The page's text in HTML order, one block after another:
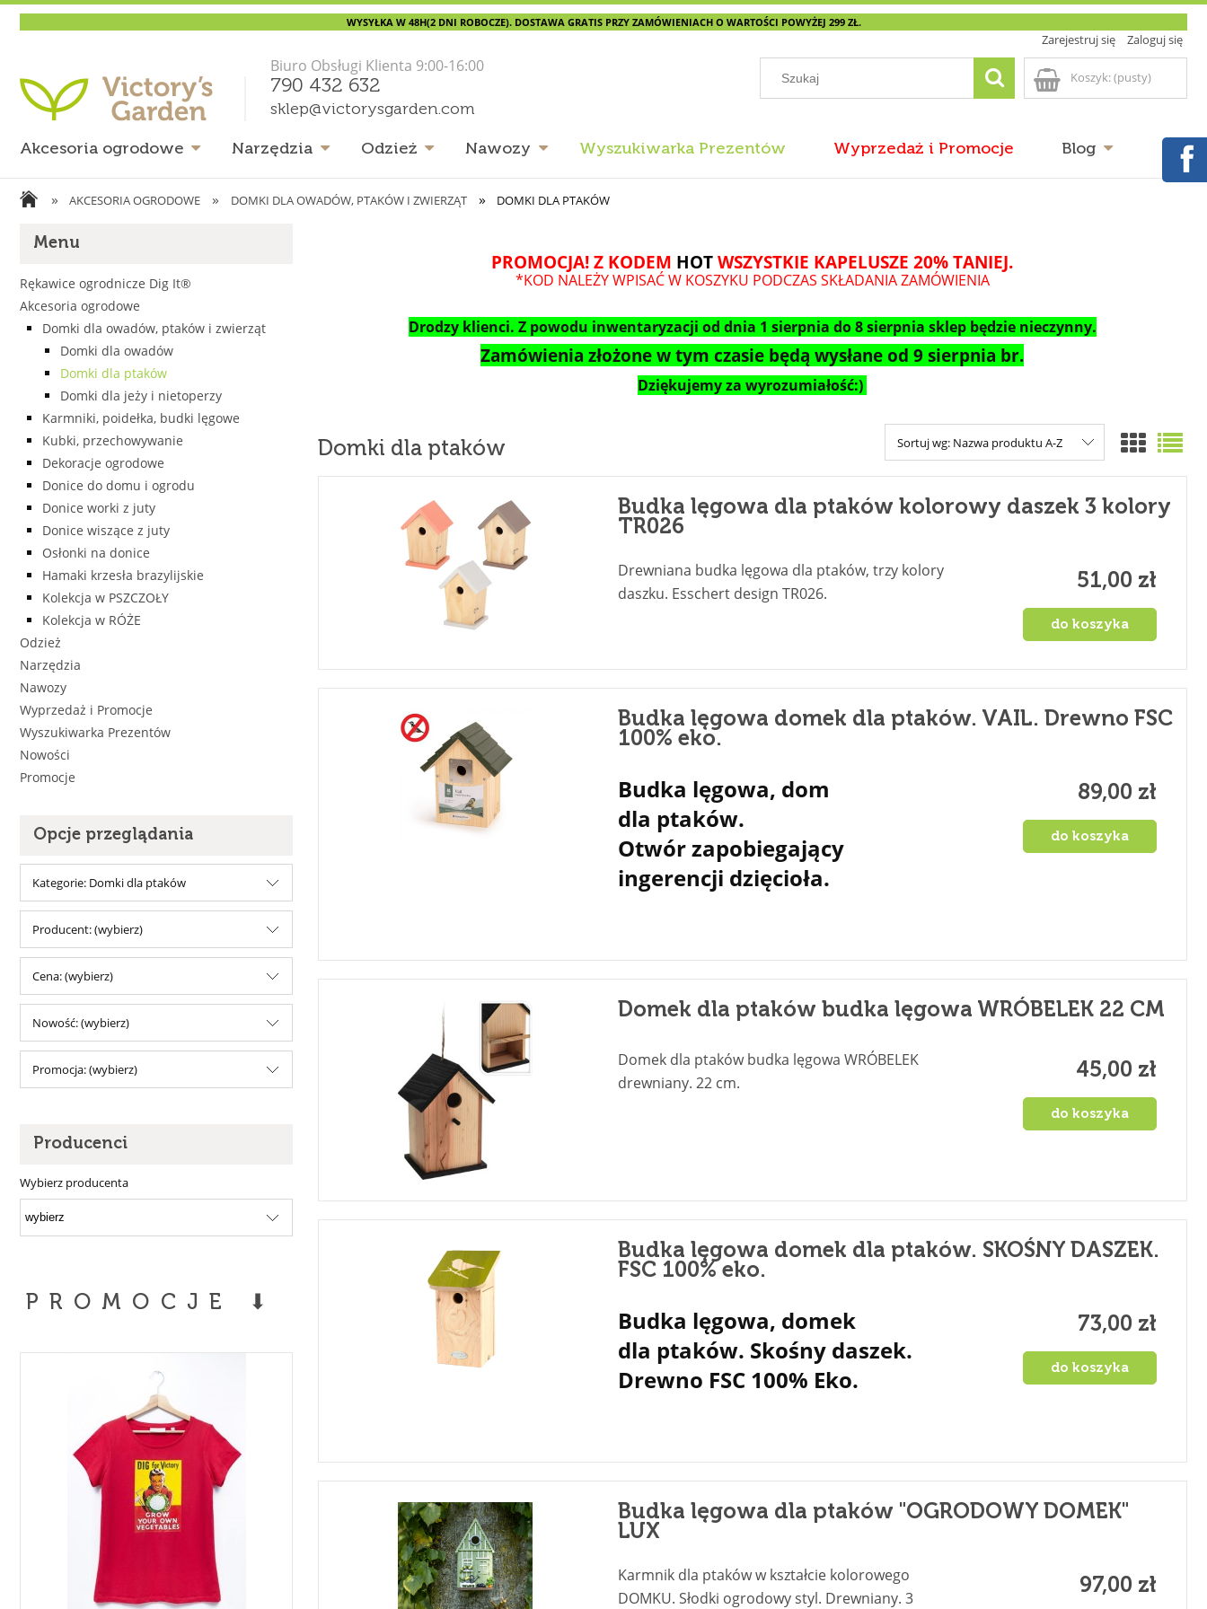
WYSYŁKA W 48H(2 DNI ROBOCZE). DOSTAWA GRATIS PRZY ZAMÓWIENIACH O WARTOŚCI POWYŻEJ 299 ZŁ.
Zarejestruj się Zaloguj się
Biuro Obsługi Klienta 9:00-16:00
790 432 632
sklep@victorysgarden.com
Koszyk:(pusty)
Akcesoria ogrodowe Narzędzia Odzież Nawozy Wyszukiwarka Prezentów Wyprzedaż i Promocje Blog
» AKCESORIA OGRODOWE » DOMKI DLA OWADÓW, PTAKÓW I ZWIERZĄT » DOMKI DLA PTAKÓW
Menu
Rękawice ogrodnicze Dig It®
Akcesoria ogrodowe
Domki dla owadów, ptaków i zwierząt
Domki dla owadów
Domki dla ptaków
Domki dla jeży i nietoperzy
Karmniki, poidełka, budki lęgowe
Kubki, przechowywanie
Dekoracje ogrodowe
Donice do domu i ogrodu
Donice worki z juty
Donice wiszące z juty
Osłonki na donice
Hamaki krzesła brazylijskie
Kolekcja w PSZCZOŁY
Kolekcja w RÓŻE
Odzież
Narzędzia
Nawozy
Wyprzedaż i Promocje
Wyszukiwarka Prezentów
Nowości
Promocje
Opcje przeglądania
Kategorie: Domki dla ptaków
Producent: (wybierz)
Cena: (wybierz)
Nowość: (wybierz)
Promocja: (wybierz)
Producenci
Wybierz producenta
PROMOCJE ⬇
PROMOCJA! Z KODEM HOT WSZYSTKIE KAPELUSZE 20% TANIEJ.
*KOD NALEŻY WPISAĆ W KOSZYKU PODCZAS SKŁADANIA ZAMÓWIENIA
Drodzy klienci. Z powodu inwentaryzacji od dnia 1 sierpnia do 8 sierpnia sklep będzie nieczynny.
Zamówienia złożone w tym czasie będą wysłane od 9 sierpnia br.
Dziękujemy za wyrozumiałość:)
Domki dla ptaków Sortuj wg: Nazwa produktu A-Z
Budka lęgowa dla ptaków kolorowy daszek 3 kolory
TR026
Drewniana budka lęgowa dla ptaków, trzy kolory
daszku. Esschert design TR026.
51,00 zł
do koszyka
Budka lęgowa domek dla ptaków. VAIL. Drewno FSC
100% eko.
Budka lęgowa, dom
dla ptaków.
Otwór zapobiegający
ingerencji dzięcioła.
89,00 zł
do koszyka
Domek dla ptaków budka lęgowa WRÓBELEK 22 CM
Domek dla ptaków budka lęgowa WRÓBELEK
drewniany. 22 cm.
45,00 zł
do koszyka
Budka lęgowa domek dla ptaków. SKOŚNY DASZEK.
FSC 100% eko.
Budka lęgowa, domek
dla ptaków. Skośny daszek.
Drewno FSC 100% Eko.
73,00 zł
do koszyka
Budka lęgowa dla ptaków "OGRODOWY DOMEK"
LUX
Karmnik dla ptaków w kształcie kolorowego
DOMKU. Słodki ogrodowy styl. Drewniany. 3
97,00 zł